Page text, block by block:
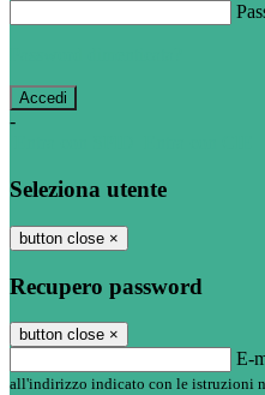
-
Seleziona utente
button close ×
Recupero password
button close ×
E-
all'indirizzo indicato con le istruzioni